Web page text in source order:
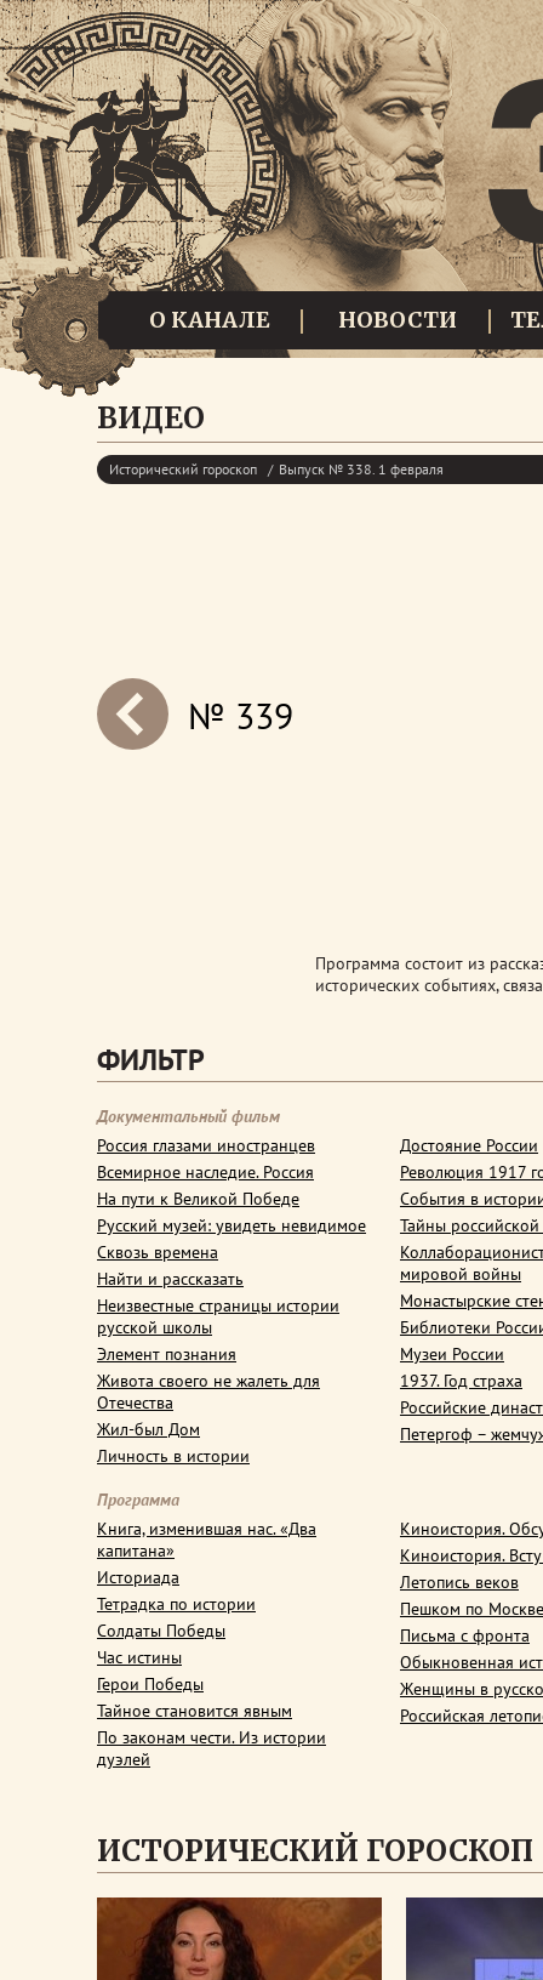
О КАНАЛЕ НОВОСТИ
ВИДЕО
Исторический гороскоп Выпуск № 338. 1 февраля
next№ 339
Программа состоит из
исторических событиях,
ФИЛЬТР
Документальный фильм
Россия глазами иностранцев
Всемирное наследие. Россия
На пути к Великой Победе
Русский музей: увидеть невидимое
Сквозь времена
Найти и рассказать
Неизвестные страницы истории
русской школы
Элемент познания
Живота своего не жалеть для
Отечества
Жил-был Дом
Личность в истории
Достояние России
Революция 1917
События в
Тайны
мировой войны
Монастырские
Библиотеки
Музеи России
1937. Год страха
Российские
Петергоф –
Программа
Книга, изменившая нас. «Два
капитана»
Историада
Тетрадка по истории
Солдаты Победы
Час истины
Герои Победы
Тайное становится явным
По законам чести. Из истории
дуэлей
Киноистория.
Киноистория.
Летопись веков
Пешком по Москве
Письма с фронта
Обыкновенная
Женщины в
Российская
ИСТОРИЧЕСКИЙ ГОРОСКОП